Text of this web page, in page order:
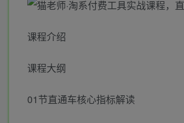
课程介绍
课程大纲
01节直通车核心指标解读